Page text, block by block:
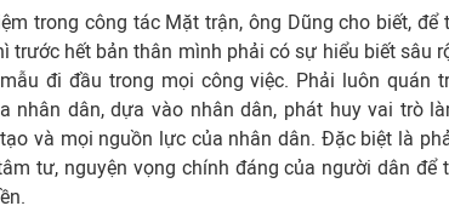
trong công tác Mặt trận, ông Dũng cho biết, để
trước hết bản thân mình phải có sự hiểu biết sâu
đi đầu trong mọi công việc. Phải luôn quán
nhân dân, dựa vào nhân dân, phát huy vai trò
và mọi nguồn lực của nhân dân. Đặc biệt là
tư, nguyện vọng chính đáng của người dân để